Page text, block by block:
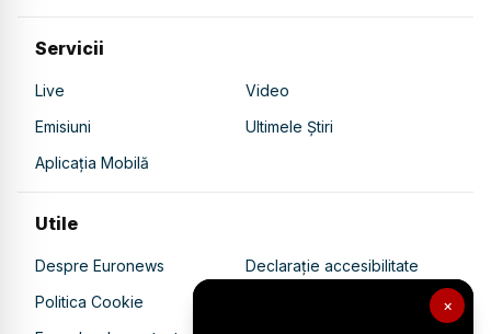
×
Servicii
Live
Video
Emisiuni
Ultimele Știri
Aplicația Mobilă
Utile
Despre Euronews
Declarație accesibilitate
Politica Cookie
Politica de confidențialitate